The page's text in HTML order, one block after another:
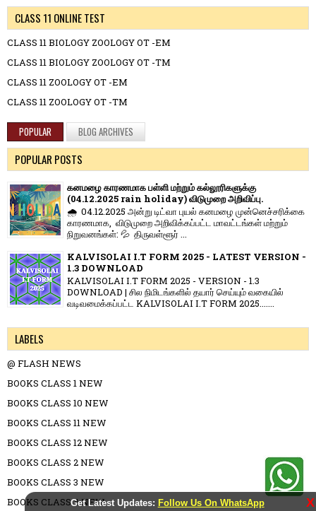
Get Latest Updates: Follow Us On WhatsApp X
CLASS 11 ONLINE TEST
CLASS 11 BIOLOGY ZOOLOGY OT -EM
CLASS 11 BIOLOGY ZOOLOGY OT -TM
CLASS 11 ZOOLOGY OT -EM
CLASS 11 ZOOLOGY OT -TM
POPULAR BLOG ARCHIVES
POPULAR POSTS
கனமழை காரணமாக பள்ளி மற்றும் கல்லூரிகளுக்கு
(04.12.2025 rain holiday) விடுமுறை அறிவிப்பு.
🌧️ 04.12.2025 அன்று டிட்வா புயல் கனமழை முன்னெச்சரிக்கை
காரணமாக, விடுமுறை அறிவிக்கப்பட்ட மாவட்டங்கள் மற்றும்
நிறுவனங்கள்: 💦 திருவள்ளூர் ...
KALVISOLAI I.T FORM 2025 - LATEST VERSION -
1.3 DOWNLOAD
KALVISOLAI I.T FORM 2025 - VERSION - 1.3
DOWNLOAD | சில நிமிடங்களில் தயார் செய்யும் வகையில்
வடிவமைக்கப்பட்ட KALVISOLAI I.T FORM 2025.......
LABELS
@ FLASH NEWS
BOOKS CLASS 1 NEW
BOOKS CLASS 10 NEW
BOOKS CLASS 11 NEW
BOOKS CLASS 12 NEW
BOOKS CLASS 2 NEW
BOOKS CLASS 3 NEW
BOOKS CLASS 4 NEW